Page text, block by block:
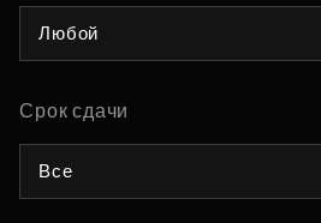
Любой
Срок сдачи
Все